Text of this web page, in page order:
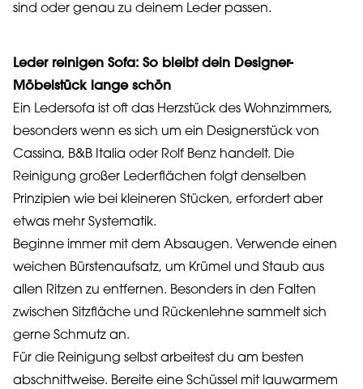
sind oder genau zu deinem Leder passen.
Leder reinigen Sofa: So bleibt dein Designer-
Möbelstück lange schön
Ein Ledersofa ist oft das Herzstück des Wohnzimmers,
besonders wenn es sich um ein Designerstück von
Cassina, B&B Italia oder Rolf Benz handelt. Die
Reinigung großer Lederflächen folgt denselben
Prinzipien wie bei kleineren Stücken, erfordert aber
etwas mehr Systematik.
Beginne immer mit dem Absaugen. Verwende einen
weichen Bürstenaufsatz, um Krümel und Staub aus
allen Ritzen zu entfernen. Besonders in den Falten
zwischen Sitzfläche und Rückenlehne sammelt sich
gerne Schmutz an.
Für die Reinigung selbst arbeitest du am besten
abschnittweise. Bereite eine Schüssel mit lauwarmem